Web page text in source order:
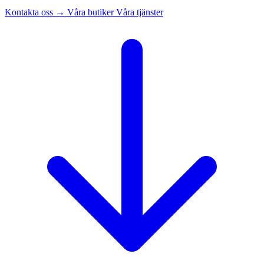
Kontakta oss → Våra butikerVåra tjänster